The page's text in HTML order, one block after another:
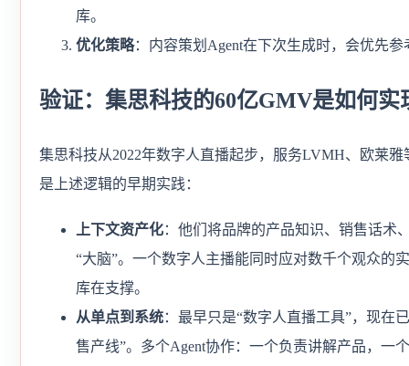
库。
优化策略：内容策划Agent在下次生成时，会优先
验证：集思科技的60亿GMV是如何实
集思科技从2022年数字人直播起步，服务LVMH、欧莱
是上述逻辑的早期实践：
上下文资产化：他们将品牌的产品知识、销售话术
“大脑”。一个数字人主播能同时应对数千个观众的
库在支撑。
从单点到系统：最早只是“数字人直播工具”，现在
售产线”。多个Agent协作：一个负责讲解产品，一